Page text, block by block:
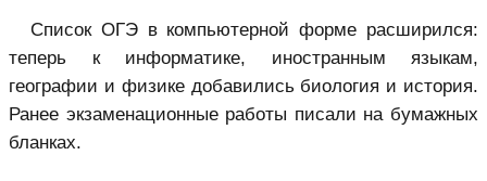
Список ОГЭ в компьютерной форме расширился:
теперь к информатике, иностранным языкам,
географии и физике добавились биология и история.
Ранее экзаменационные работы писали на бумажных
бланках.